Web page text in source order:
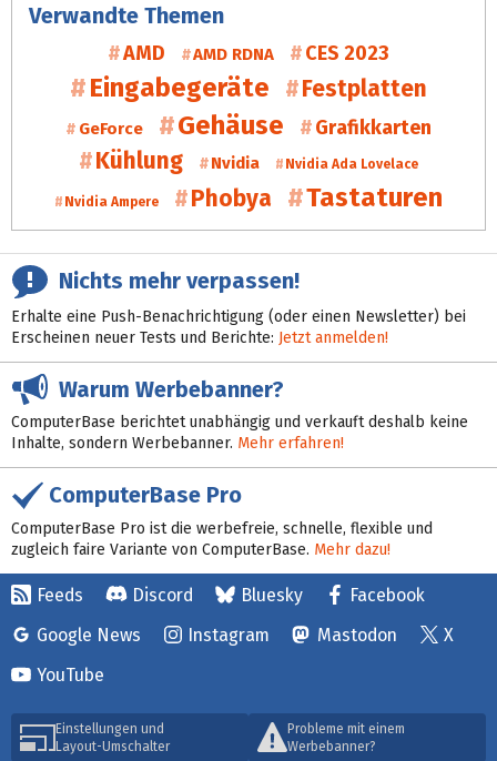
Verwandte Themen
AMD AMD RDNA CES 2023
Eingabegeräte Festplatten
GeForce Gehäuse Grafikkarten
Kühlung Nvidia Nvidia Ada Lovelace
Nvidia Ampere Phobya Tastaturen
Nichts mehr verpassen!
Erhalte eine Push-Benachrichtigung (oder einen Newsletter) bei
Erscheinen neuer Tests und Berichte: Jetzt anmelden!
Warum Werbebanner?
ComputerBase berichtet unabhängig und verkauft deshalb keine
Inhalte, sondern Werbebanner. Mehr erfahren!
ComputerBase Pro
ComputerBase Pro ist die werbefreie, schnelle, flexible und
zugleich faire Variante von ComputerBase. Mehr dazu!
Feeds Discord Bluesky
Facebook
Google News
Instagram Mastodon
X
YouTube
Einstellungen und
Layout-Umschalter
Probleme mit einem
Werbebanner?